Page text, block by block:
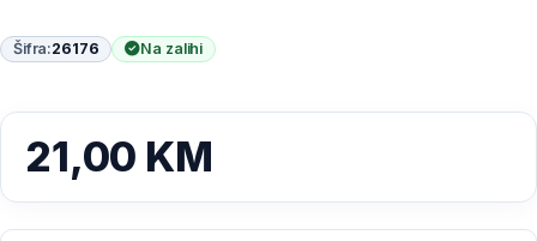
Šifra:26176 Na zalihi
21,00 KM